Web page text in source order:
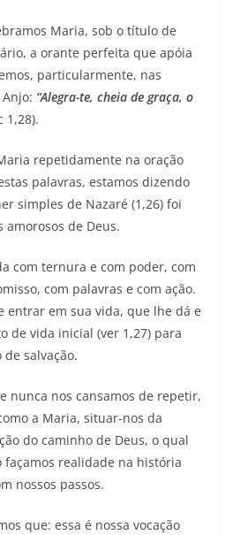
Maria, sob o título de
a orante perfeita que apóia
particularmente, nas
“Alegra-te, cheia de graça, o
1,28).
repetidamente na oração
palavras, estamos dizendo
simples de Nazaré (1,26) foi
amorosos de Deus.
com ternura e com poder, com
com palavras e com ação.
entrar em sua vida, que lhe dá e
de vida inicial (ver 1,27) para
salvação.
nunca nos cansamos de repetir,
a Maria, situar-nos da
do caminho de Deus, o qual
façamos realidade na história
nossos passos.
que: essa é nossa vocação